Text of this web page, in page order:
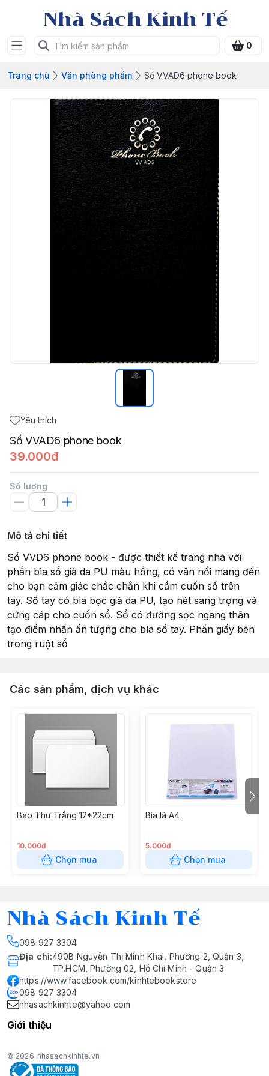
Nhà Sách Kinh Tế
0
Trang chủ Văn phòng phẩm Sổ VVAD6 phone book
Yêu thích
Sổ VVAD6 phone book
39.000đ
Số lượng
Mô tả chi tiết
Sổ VVD6 phone book - được thiết kế trang nhã với
phần bìa sổ giả da PU màu hồng, có vân nổi mang đến
cho bạn cảm giác chắc chắn khi cầm cuốn sổ trên
tay. Số tay có bìa bọc giả da PU, tạo nét sang trọng và
cứng cáp cho cuốn sổ. Sổ có đường sọc ngang thân
tạo điểm nhấn ấn tượng cho bìa sổ tay. Phần giấy bên
trong ruột sổ
Các sản phẩm, dịch vụ khác
Bao Thư Trắng 12*22cm
10.000đ
Chọn mua
Bìa lá A4
5.000đ
Chọn mua
Nhà Sách Kinh Tế
098 927 3304
Địa chỉ:490B Nguyễn Thị Minh Khai, Phường 2, Quận 3,
TP.HCM, Phường 02, Hồ Chí Minh - Quận 3
https://www.facebook.com/kinhtebookstore
098 927 3304
nhasachkinhte@yahoo.com
Giới thiệu
© 2026 nhasachkinhte.vn